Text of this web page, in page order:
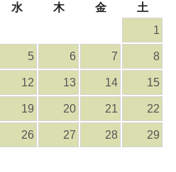
水 木 金
土
1
5 6 7 8
12 13 14 15
19 20 21 22
26 27 28 29